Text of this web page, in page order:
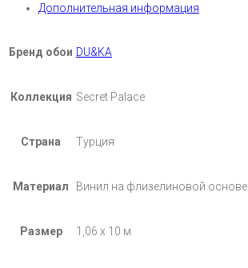
Дополнительная информация
Бренд обои DU&KA
Коллекция Secret Palace
Страна Турция
Материал Винил на флизелиновой основе
Размер 1,06 х 10 м